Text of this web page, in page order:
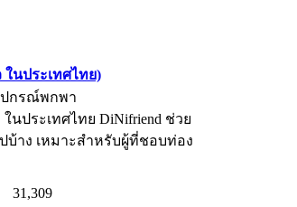
นประเทศไทย)
นประเทศไทย DiNifriend ช่วย
บ้าง เหมาะสำหรับผู้ที่ชอบท่อง
31,309